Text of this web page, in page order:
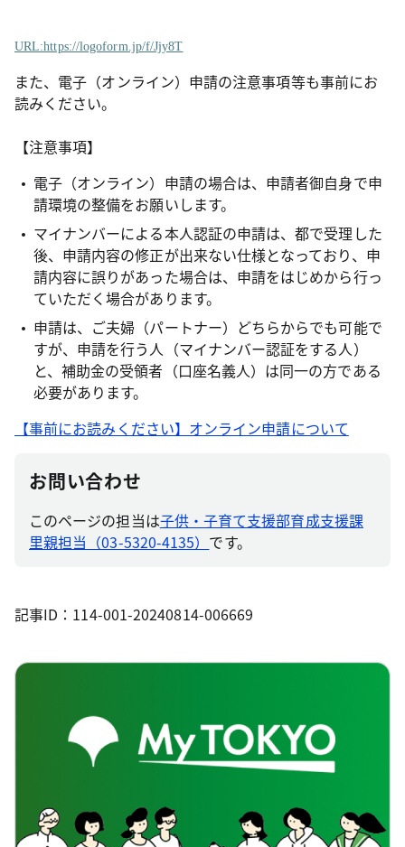
URL:https://logoform.jp/f/Jjy8T
また、電子（オンライン）申請の注意事項等も事前にお
読みください。
【注意事項】
電子（オンライン）申請の場合は、申請者御自身で申
請環境の整備をお願いします。
マイナンバーによる本人認証の申請は、都で受理した
後、申請内容の修正が出来ない仕様となっており、申
請内容に誤りがあった場合は、申請をはじめから行っ
ていただく場合があります。
申請は、ご夫婦（パートナー）どちらからでも可能で
すが、申請を行う人（マイナンバー認証をする人）
と、補助金の受領者（口座名義人）は同一の方である
必要があります。
【事前にお読みください】オンライン申請について
お問い合わせ
このページの担当は子供・子育て支援部育成支援課
里親担当（03-5320-4135） です。
記事ID：114-001-20240814-006669